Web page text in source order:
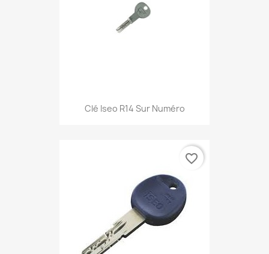
Clé Iseo R14 Sur Numéro
favorite_border